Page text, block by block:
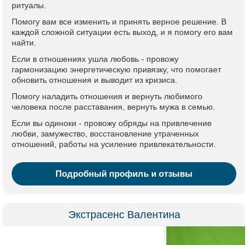
ритуалы.
Помогу вам все изменить и принять верное решение. В
каждой сложной ситуации есть выход, и я помогу его вам
найти.
Если в отношениях ушла любовь - провожу
гармонизацию энергетическую привязку, что помогает
обновить отношения и выводит из кризиса.
Помогу наладить отношения и вернуть любимого
человека после расставания, вернуть мужа в семью.
Если вы одиноки - провожу обряды на привлечение
любви, замужество, восстановление утраченных
отношений, работы на усиление привлекательности.
Подробный профиль и отзывы
Экстрасенс Валентина